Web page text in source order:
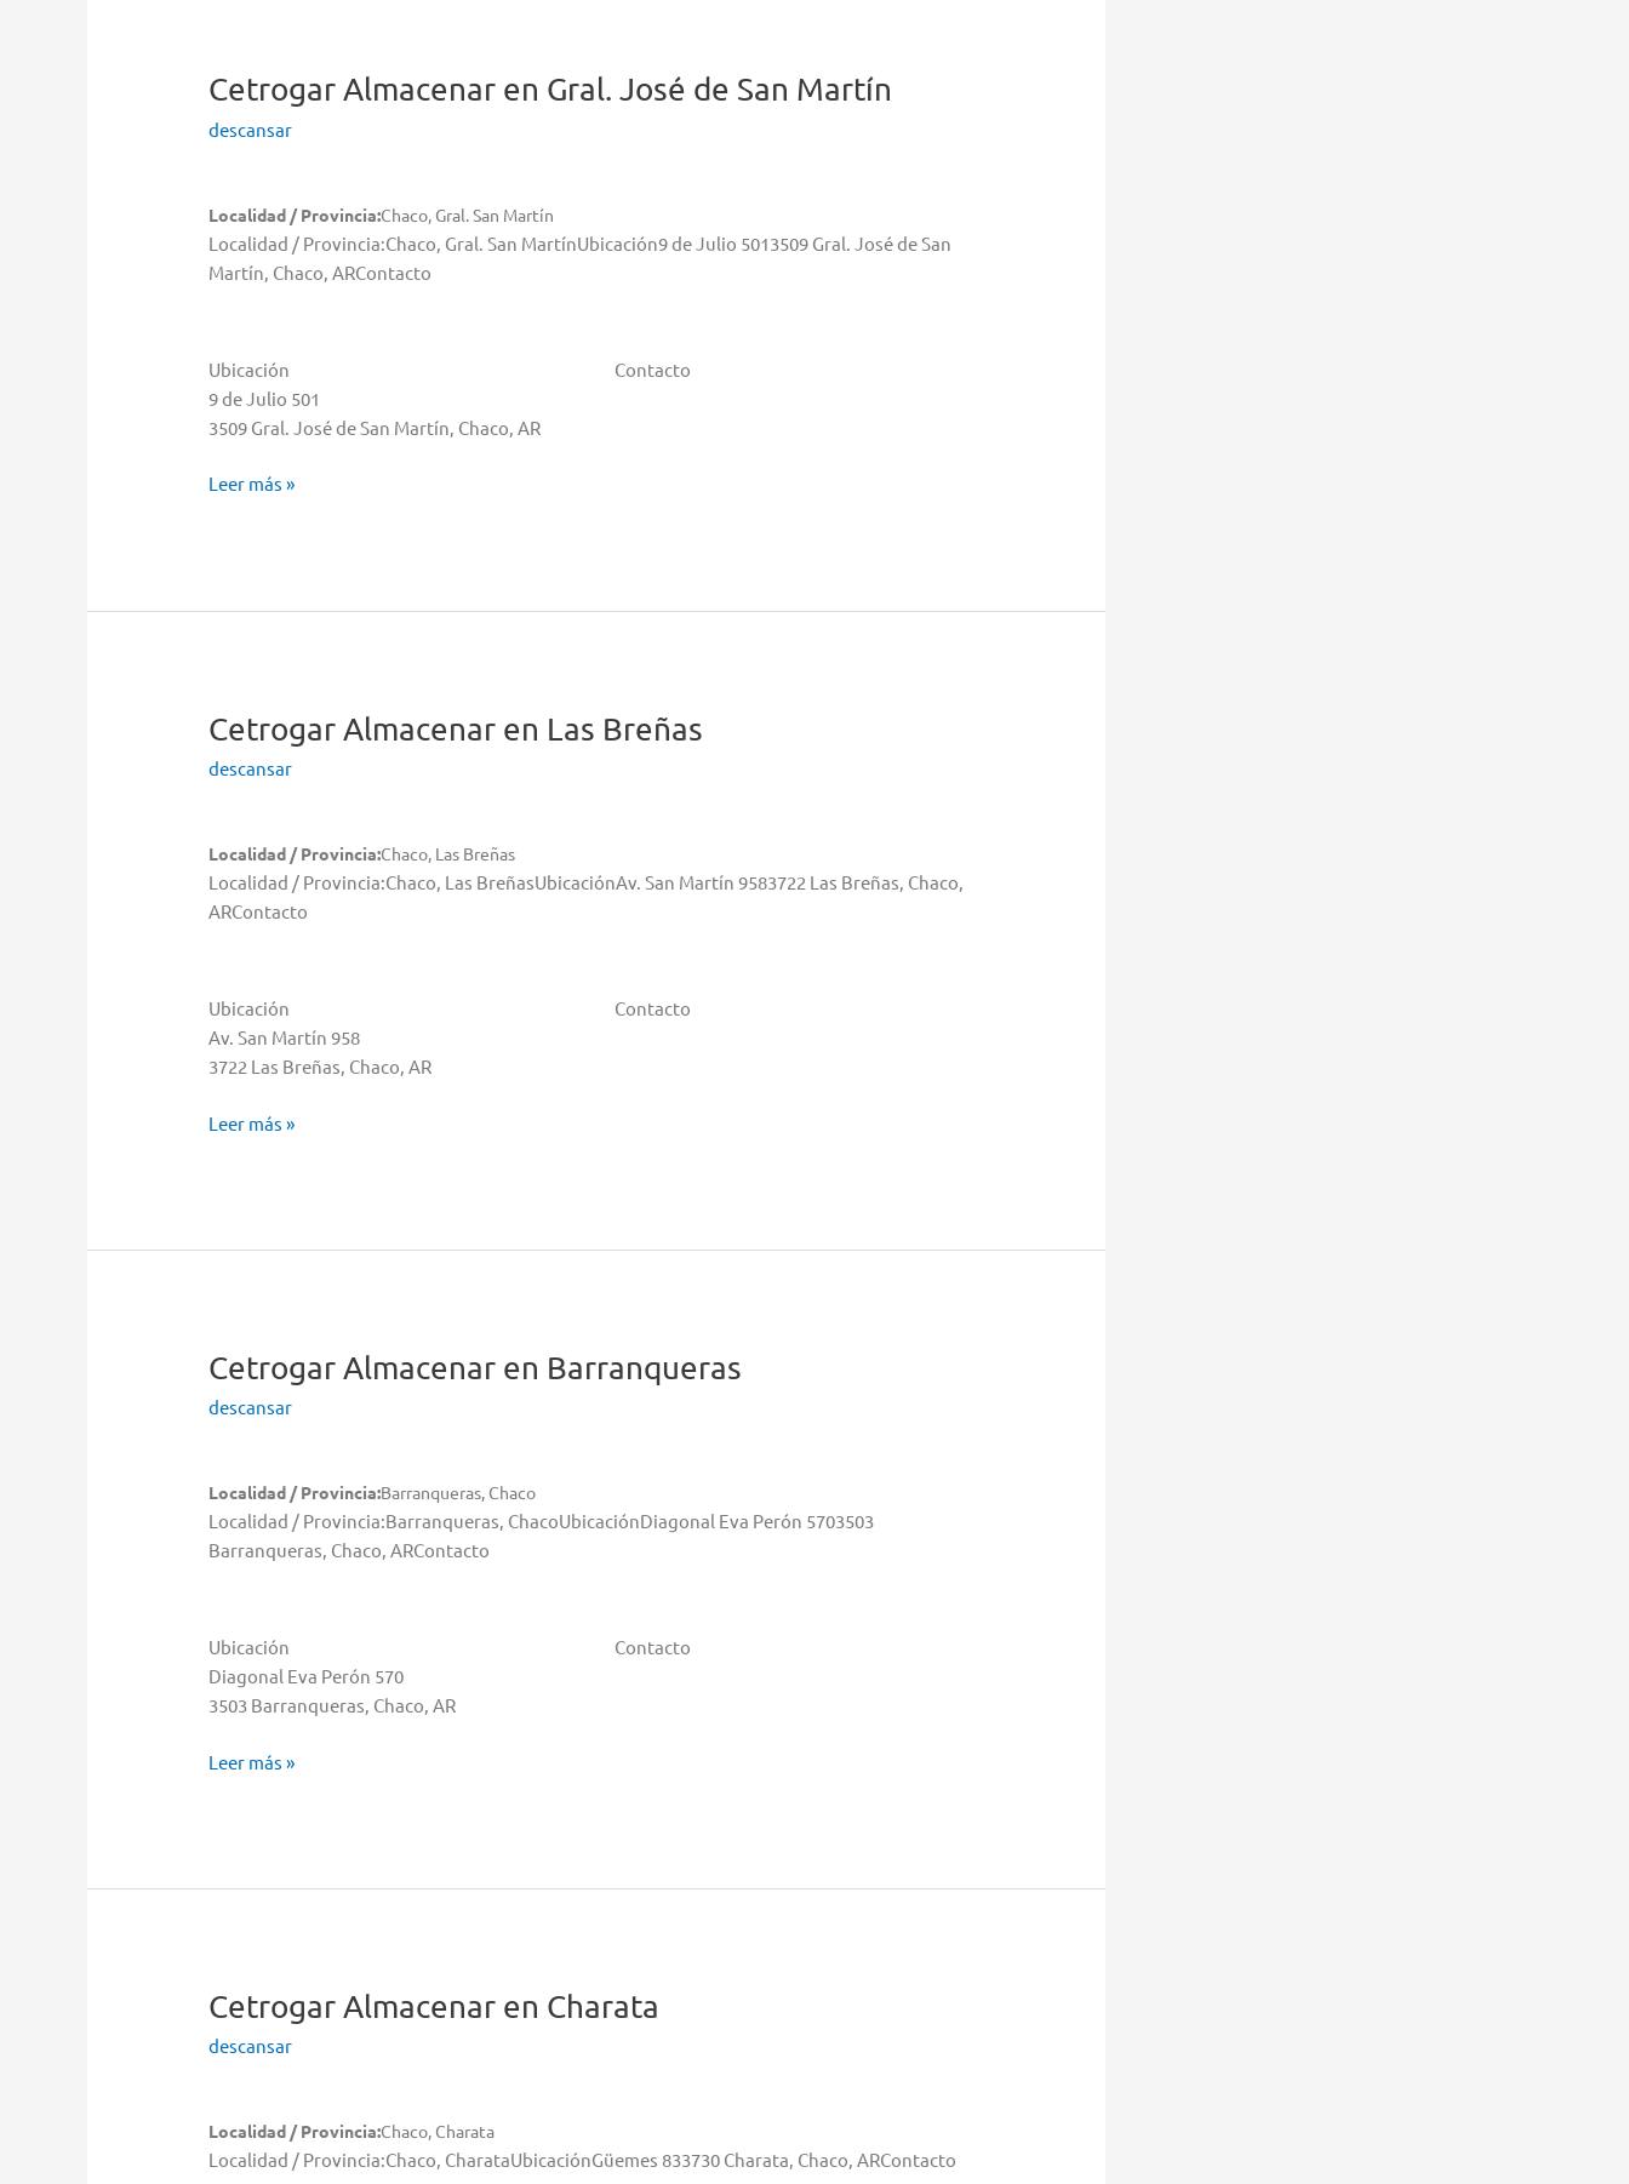
CetrogarAlmacenar en Gral. José de San Martín
descansar
Localidad / Provincia:Chaco, Gral. San Martín
Localidad / Provincia:Chaco, Gral. San MartínUbicación9 de Julio 5013509 Gral. José de San
Martín, Chaco, ARContacto
Ubicación
9 de Julio 501
3509 Gral. José de San Martín, Chaco, AR
Contacto
Cetrogar
Leer más »
CetrogarAlmacenar en Las Breñas
descansar
Localidad / Provincia:Chaco, Las Breñas
Localidad / Provincia:Chaco, Las BreñasUbicaciónAv. San Martín 9583722 Las Breñas, Chaco,
ARContacto
Ubicación
Av. San Martín 958
3722 Las Breñas, Chaco, AR
Contacto
Cetrogar
Leer más »
CetrogarAlmacenar en Barranqueras
descansar
Localidad / Provincia:Barranqueras, Chaco
Localidad / Provincia:Barranqueras, ChacoUbicaciónDiagonal Eva Perón 5703503
Barranqueras, Chaco, ARContacto
Ubicación
Diagonal Eva Perón 570
3503 Barranqueras, Chaco, AR
Contacto
Cetrogar
Leer más »
CetrogarAlmacenar en Charata
descansar
Localidad / Provincia:Chaco, Charata
Localidad / Provincia:Chaco, CharataUbicaciónGüemes 833730 Charata, Chaco, ARContacto